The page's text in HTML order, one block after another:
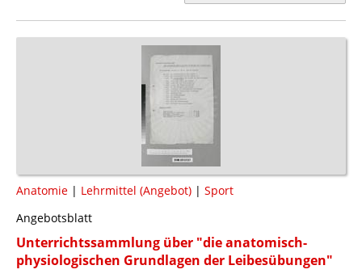
Anatomie | Lehrmittel (Angebot) | Sport
Angebotsblatt
Unterrichtssammlung über "die anatomisch-
physiologischen Grundlagen der Leibesübungen"